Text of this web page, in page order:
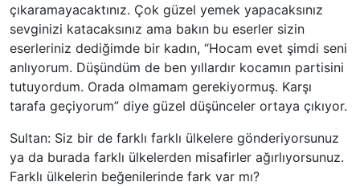
çıkaramayacaktınız. Çok güzel yemek yapacaksınız
sevginizi katacaksınız ama bakın bu eserler sizin
eserleriniz dediğimde bir kadın, “Hocam evet şimdi seni
anlıyorum. Düşündüm de ben yıllardır kocamın partisini
tutuyordum. Orada olmamam gerekiyormuş. Karşı
tarafa geçiyorum” diye güzel düşünceler ortaya çıkıyor.
Sultan: Siz bir de farklı farklı ülkelere gönderiyorsunuz
ya da burada farklı ülkelerden misafirler ağırlıyorsunuz.
Farklı ülkelerin beğenilerinde fark var mı?